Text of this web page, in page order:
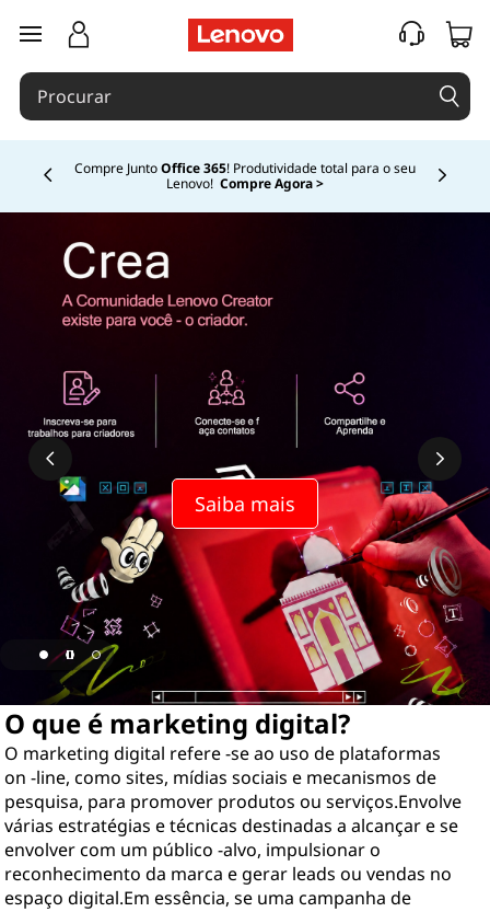
saltar para o conteúdo principal
Compre JuntoOffice 365! Produtividade total para o seu
Lenovo! Compre Agora >
Currently displaying item 3 of
Saiba mais
O que é marketing digital?
O marketing digital refere -se ao uso de plataformas
on -line, como sites, mídias sociais e mecanismos de
pesquisa, para promover produtos ou serviços.Envolve
várias estratégias e técnicas destinadas a alcançar e se
envolver com um público -alvo, impulsionar o
reconhecimento da marca e gerar leads ou vendas no
espaço digital.Em essência, se uma campanha de